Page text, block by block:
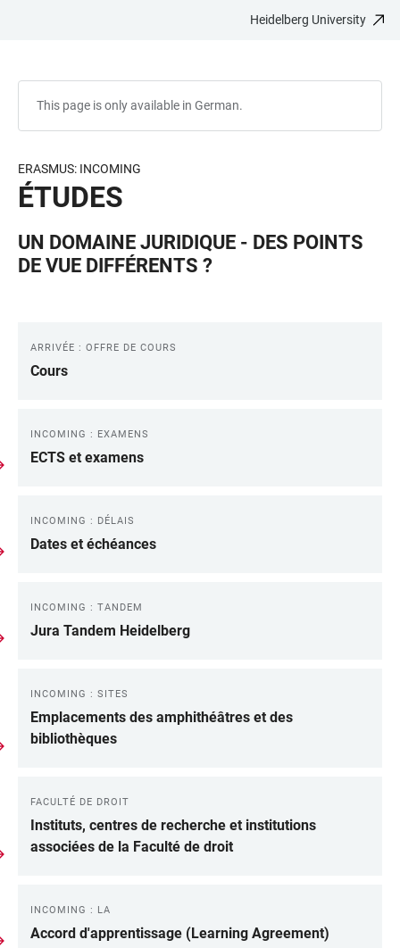
Heidelberg University
This page is only available in German.
ERASMUS: INCOMING
ÉTUDES
UN DOMAINE JURIDIQUE - DES POINTS
DE VUE DIFFÉRENTS ?
LINKS
ARRIVÉE : OFFRE DE COURS
Cours
INCOMING : EXAMENS
ECTS et examens
INCOMING : DÉLAIS
Dates et échéances
INCOMING : TANDEM
Jura Tandem Heidelberg
INCOMING : SITES
Emplacements des amphithéâtres et des
bibliothèques
FACULTÉ DE DROIT
Instituts, centres de recherche et institutions
associées de la Faculté de droit
INCOMING : LA
Accord d'apprentissage (Learning Agreement)